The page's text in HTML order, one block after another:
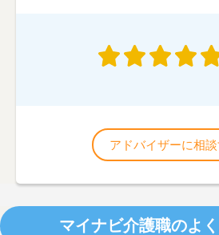
アドバイザーに相談
マイナビ介護職のよ